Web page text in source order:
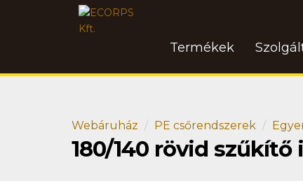
Termékek
Webáruház PE csőrendszerek
180/140 rövid szűkítő